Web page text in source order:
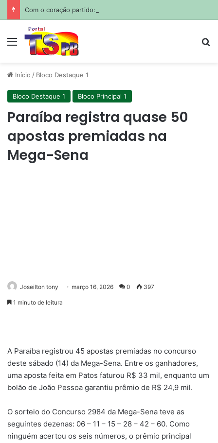
Menu
Início / Bloco Destaque 1
Bloco Destaque 1 Bloco Principal 1
Paraíba registra quase 50
apostas premiadas na
Mega-Sena
Joseilton tony março 16, 2026 0 397
1 minuto de leitura
A Paraíba registrou 45 apostas premiadas no concurso
deste sábado (14) da Mega-Sena. Entre os ganhadores,
uma aposta feita em Patos faturou R$ 33 mil, enquanto um
bolão de João Pessoa garantiu prêmio de R$ 24,9 mil.
O sorteio do Concurso 2984 da Mega-Sena teve as
seguintes dezenas: 06 – 11 – 15 – 28 – 42 – 60. Como
ninguém acertou os seis números, o prêmio principal